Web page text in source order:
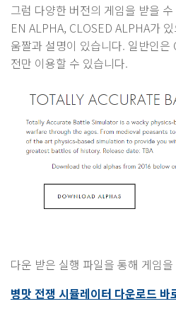
그럼 다양한 버전의 게임을 받을
EN ALPHA, CLOSED ALPHA가
움짤과 설명이 있습니다. 일반인은
전만 이용할 수 있습니다.
다운 받은 실행 파일을 통해 게임
병맛 전쟁 시뮬레이터 다운로드 바